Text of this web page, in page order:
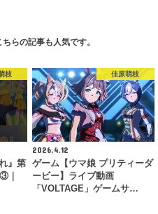
ちらの記事も人気です。
枝
』第
｜
佳原萌枝
2026.4.12
ゲーム【ウマ娘 プリティーダ
ービー】ライブ動画
「VOLTAGE」ゲームサ…